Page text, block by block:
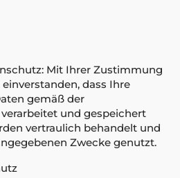
Mit Ihrer Zustimmung
dass Ihre
gemäß der
und gespeichert
vertraulich behandelt und
Zwecke genutzt.